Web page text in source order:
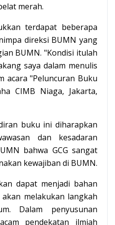
merah.
terdapat beberapa
direksi BUMN yang
BUMN. "Kondisi itulah
saya dalam menulis
acara "Peluncuran Buku
CIMB Niaga, Jakarta,
buku ini diharapkan
dan kesadaran
bahwa GCG sangat
kewajiban di BUMN.
dapat menjadi bahan
melakukan langkah
Dalam penyusunan
pendekatan ilmiah